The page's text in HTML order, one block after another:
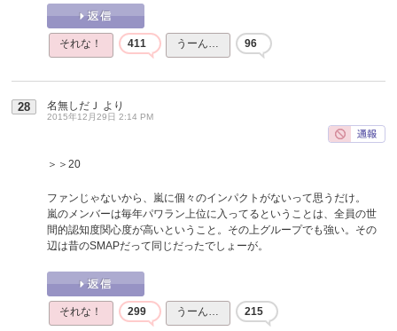
それな！ 411 うーん… 96
28 名無しだＪ より
2015年12月29日 2:14 PM
＞＞20
ファンじゃないから、嵐に個々のインパクトがないって思うだけ。
嵐のメンバーは毎年パワラン上位に入ってるということは、全員の世
間的認知度関心度が高いということ。その上グループでも強い。その
辺は昔のSMAPだって同じだったでしょーが。
それな！ 299 うーん… 215